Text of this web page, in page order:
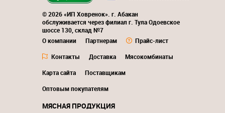
© 2026 «ИП Ховренок». г. Абакан
обслуживается через филиал г. Тула Одоевское
шоссе 130, склад №7
О компании
Партнерам
Прайс-лист
Контакты
Доставка
Мясокомбинаты
Карта сайта
Поставщикам
Оптовым покупателям
МЯСНАЯ ПРОДУКЦИЯ